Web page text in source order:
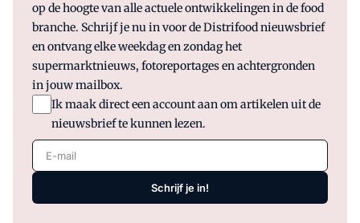
op de hoogte van alle actuele ontwikkelingen in de food
branche. Schrijf je nu in voor de Distrifood nieuwsbrief
en ontvang elke weekdag en zondag het
supermarktnieuws, fotoreportages en achtergronden
in jouw mailbox.
Ik maak direct een account aan om artikelen uit de
nieuwsbrief te kunnen lezen.
E-mail
Schrijf je in!